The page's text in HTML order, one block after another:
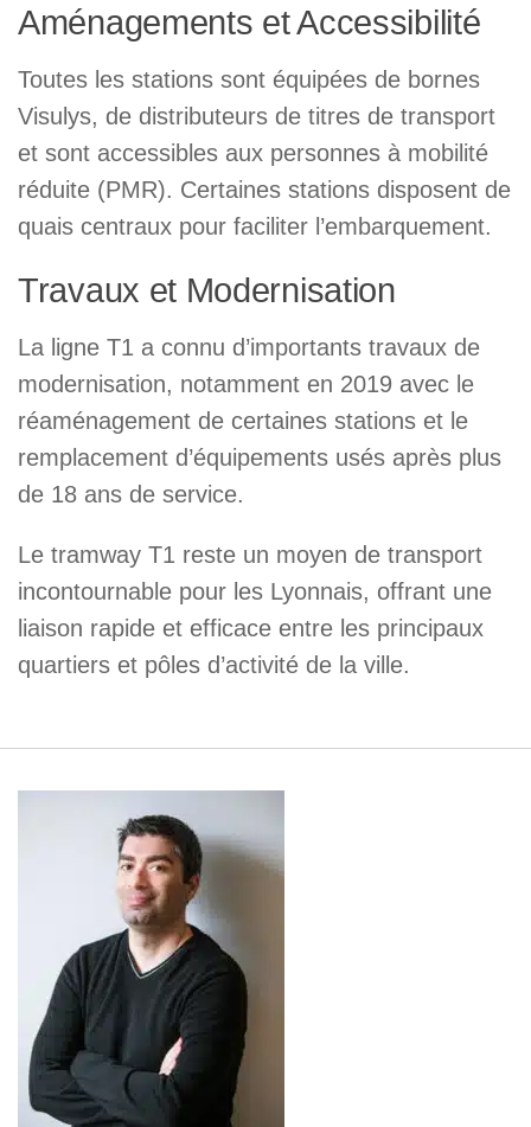
Aménagements et Accessibilité
Toutes les stations sont équipées de bornes
Visulys, de distributeurs de titres de transport
et sont accessibles aux personnes à mobilité
réduite (PMR). Certaines stations disposent de
quais centraux pour faciliter l’embarquement.
Travaux et Modernisation
La ligne T1 a connu d’importants travaux de
modernisation, notamment en 2019 avec le
réaménagement de certaines stations et le
remplacement d’équipements usés après plus
de 18 ans de service.
Le tramway T1 reste un moyen de transport
incontournable pour les Lyonnais, offrant une
liaison rapide et efficace entre les principaux
quartiers et pôles d’activité de la ville.